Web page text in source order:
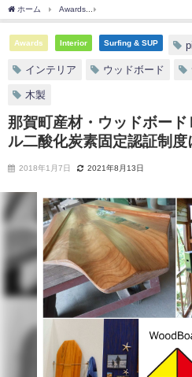
ホーム Awards
Awards Interior Surfing & SUP
インテリア ウッドボード
木製
那賀町産材・ウッドボー
ル二酸化炭素固定認証制度
2018年1月7日 2021年8月13日